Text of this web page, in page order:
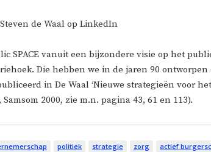
de Waal op LinkedIn
SPACE vanuit een bijzondere visie op het
Die hebben we in de jaren 90
in De Waal ‘Nieuwe strategieën voor
2000, zie m.n. pagina 43, 61 en 113).
politiek strategie zorg
actief